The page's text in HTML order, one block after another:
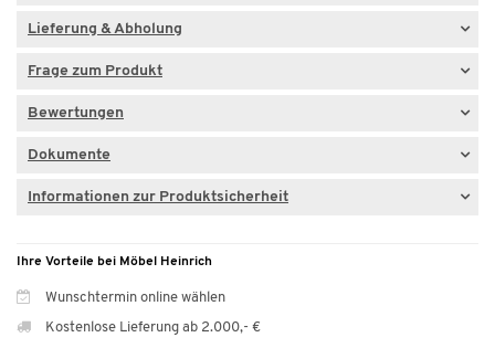
Lieferung & Abholung
Frage zum Produkt
Bewertungen
Dokumente
Informationen zur Produktsicherheit
Ihre Vorteile bei Möbel Heinrich
Wunschtermin online wählen
Kostenlose Lieferung ab 2.000,- €